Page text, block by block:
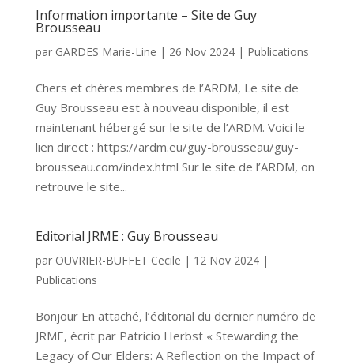
Information importante – Site de Guy
Brousseau
par GARDES Marie-Line | 26 Nov 2024| Publications
Chers et chères membres de l’ARDM, Le site de
Guy Brousseau est à nouveau disponible, il est
maintenant hébergé sur le site de l’ARDM. Voici le
lien direct : https://ardm.eu/guy-brousseau/guy-
brousseau.com/index.html Sur le site de l’ARDM, on
retrouve le site...
Editorial JRME : Guy Brousseau
par OUVRIER-BUFFET Cecile | 12 Nov 2024|
Publications
Bonjour En attaché, l’éditorial du dernier numéro de
JRME, écrit par Patricio Herbst « Stewarding the
Legacy of Our Elders: A Reflection on the Impact of